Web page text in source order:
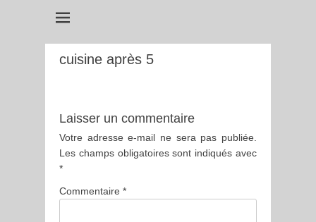
cuisine après 5
Laisser un commentaire
Votre adresse e-mail ne sera pas publiée.
Les champs obligatoires sont indiqués avec
*
Commentaire *